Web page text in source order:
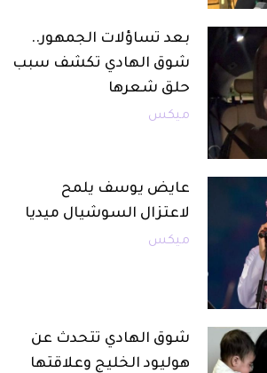
بعد تساؤلات الجمهور..
شوق الهادي تكشف سبب
حلق شعرها
ميكس
عايض يوسف يلمح
لاعتزال السوشيال ميديا
ميكس
شوق الهادي تتحدث عن
هوليود الخليج وعلاقتها